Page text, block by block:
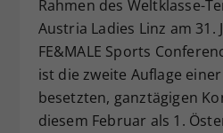
Rahmen des Weltklasse-
Austria Ladies Linz am 31.
FE&MALE Sports
ist die zweite Auflage
besetzten, ganztägigen
diesem Februar als 1.
Zweck
Dieser Wert
Einstellungen.
zufällig
historische
vorgenommen
Webseiten-